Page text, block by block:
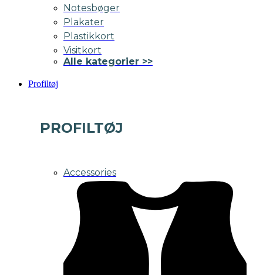
Notesbøger
Plakater
Plastikkort
Visitkort
Alle kategorier >>
Profiltøj
PROFILTØJ
Accessories